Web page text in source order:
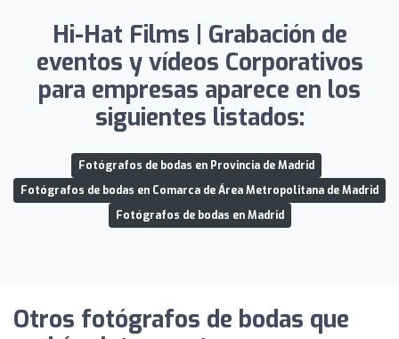
Hi-Hat Films | Grabación de
eventos y vídeos Corporativos
para empresas aparece en los
siguientes listados:
Fotógrafos de bodas en Provincia de Madrid
Fotógrafos de bodas en Comarca de Área Metropolitana de Madrid
Fotógrafos de bodas en Madrid
Otros fotógrafos de bodas que